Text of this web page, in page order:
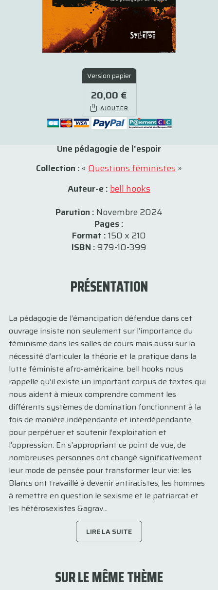
Version papier
20,00 €
AJOUTER
Une pédagogie de l'espoir
Collection : « Questions féministes»
Auteur-e :bell hooks
Parution : Novembre 2024
Pages :
Format :150 x 210
ISBN :979-10-399
PRÉSENTATION
La pédagogie de l’émancipation défendue dans cet
ouvrage insiste non seulement sur l’importance du
féminisme dans les salles de cours mais aussi sur la
nécessité d’articuler la théorie et la pratique dans la
lutte féministe afro-américaine. bell hooks nous
rappelle qu’il existe un important corpus de textes qui
nous aident à mieux comprendre comment les
différents systèmes de domination fonctionnent à la
fois de manière indépendante et interdépendante,
pour perpétuer et soutenir l’exploitation et
l’oppression. En s’appropriant ce point de vue, de
nombreuses personnes ont changé significativement
leur mode de pensée pour transformer leur vie: les
Blancs ont travaillé à devenir antiracistes, les hommes
à remettre en question le sexisme et le patriarcat et
les hétérosexistes &agrav...
LIRE LA SUITE
SUR LE MÊME THÈME